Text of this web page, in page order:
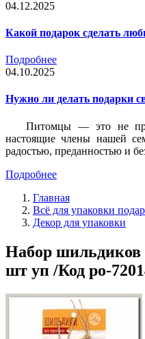
04.12.2025
Какой подарок сделать
Подробнее
04.10.2025
Нужно ли делать подарки
Питомцы — это не
настоящие члены нашей
радостью, преданностью и
Подробнее
Главная
Всё для упаковки
Декор для упаковки
Набор шильдиков
шт уп /Код po-